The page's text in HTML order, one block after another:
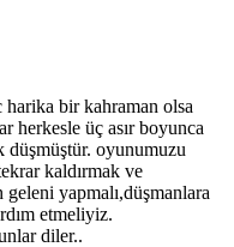
harika bir kahraman olsa
herkesle üç asır boyunca
düşmüştür. oyunumuzu
kaldırmak ve
yapmalı,düşmanlara
etmeliyiz.
diler..